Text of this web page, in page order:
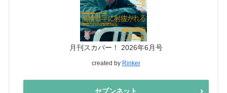
月刊スカパー！ 2026年6月号
created by Rinker
セブンネット